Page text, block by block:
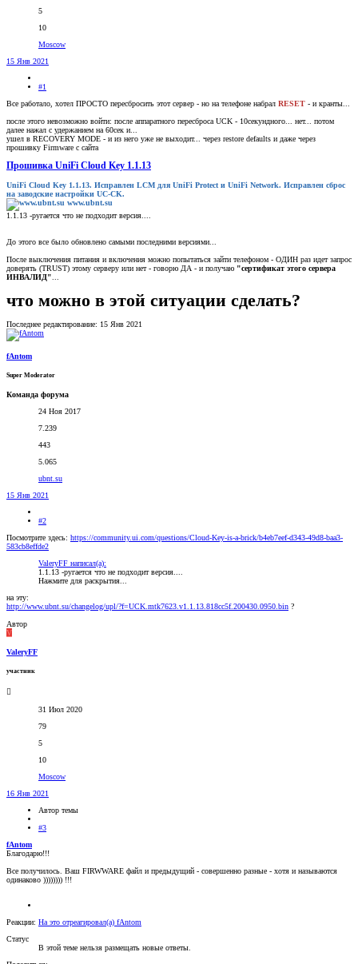
5
10
Moscow
15 Янв 2021
#1
Все работало, хотел ПРОСТО пересбросить этот сервер - но на телефоне набрал RESET - и кранты...
после этого невозможно войти: после аппаратного пересброса UCK - 10секундного... нет... потом
далее нажал с удержанием на 60сек и...
ушел в RECOVERY MODE - и из него уже не выходит... через restore defaults и даже через
прошивку Firmware c сайта
Прошивка UniFi Cloud Key 1.1.13
UniFi Cloud Key 1.1.13. Исправлен LCM для UniFi Protect и UniFi Network. Исправлен сброс
на заводские настройки UC-CK.
www.ubnt.su
1.1.13 -ругается что не подходит версия....
До этого все было обновлено самыми последними версиями...
После выключения питания и включения можно попытаться зайти телефоном - ОДИН раз идет запрос
доверять (TRUST) этому серверу или нет - говорю ДА - и получаю "сертификат этого сервера
ИНВАЛИД"
что можно в этой ситуации сделать?
Последнее редактирование: 15 Янв 2021
fAntom
Super Moderator
Команда форума
24 Ноя 2017
7.239
443
5.065
ubnt.su
15 Янв 2021
#2
Посмотрите здесь: https://community.ui.com/questions/Cloud-Key-is-a-brick/b4eb7eef-d343-49d8-baa3-
583cb8effde2
ValeryFF написал(а):
1.1.13 -ругается что не подходит версия....
Нажмите для раскрытия...
на эту:
http://www.ubnt.su/changelog/upl/?f=UCK.mtk7623.v1.1.13.818cc5f.200430.0950.bin ?
Автор
V
ValeryFF
участник
31 Июл 2020
79
5
10
Moscow
16 Янв 2021
Автор темы
#3
fAntom
Благодарю!!!
Все получилось. Ваш FIRWWARE файл и предыдущий - совершенно разные - хотя и называются
одинаково )))))))) !!!
Реакции: На это отреагировал(а) fAntom
Статус
В этой теме нельзя размещать новые ответы.